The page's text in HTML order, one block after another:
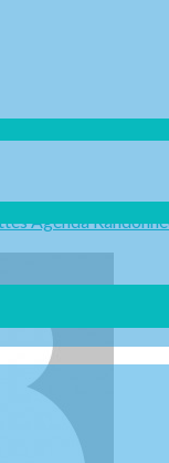
Agenda